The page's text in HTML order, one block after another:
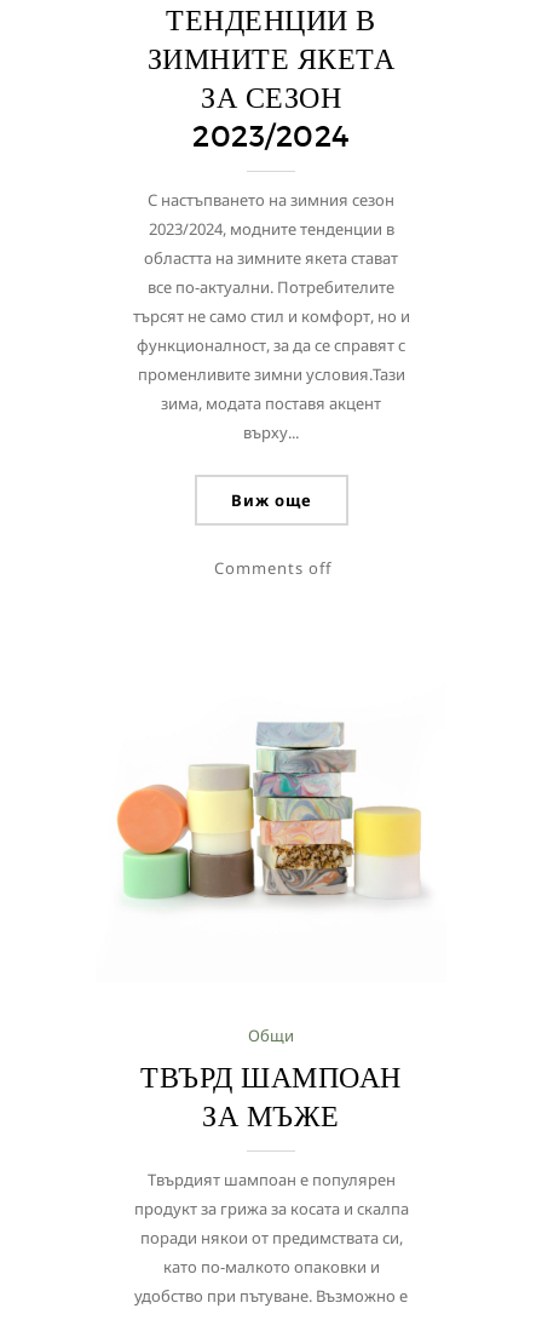
ТЕНДЕНЦИИ В
ЗИМНИТЕ ЯКЕТА
ЗА СЕЗОН
2023/2024
С настъпването на зимния сезон
2023/2024, модните тенденции в
областта на зимните якета стават
все по-актуални. Потребителите
търсят не само стил и комфорт, но и
функционалност, за да се справят с
променливите зимни условия.Тази
зима, модата поставя акцент
върху...
Виж още
Comments off
Общи
ТВЪРД ШАМПОАН
ЗА МЪЖЕ
Твърдият шампоан е популярен
продукт за грижа за косата и скалпа
поради някои от предимствата си,
като по-малкото опаковки и
удобство при пътуване. Възможно е